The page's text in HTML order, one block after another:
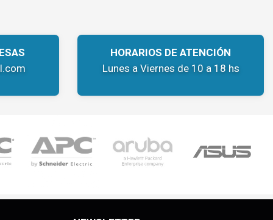
HORARIOS DE ATENCIÓN
Lunes a Viernes de 10 a 18 hs